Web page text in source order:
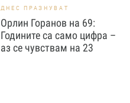
ДНЕС ПРАЗНУВАТ
Орлин Горанов на 69:
Годините са само цифра –
аз се чувствам на 23